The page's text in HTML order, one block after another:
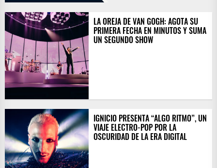
LA OREJA DE VAN GOGH: AGOTA SU
PRIMERA FECHA EN MINUTOS Y SUMA
UN SEGUNDO SHOW
IGNICIO PRESENTA “ALGO RITMO”, UN
VIAJE ELECTRO-POP POR LA
OSCURIDAD DE LA ERA DIGITAL